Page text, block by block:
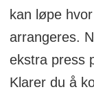
kan løpe
arrangeres.
ekstra press
Klarer du å